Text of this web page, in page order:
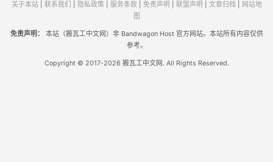
关于本站| 联系我们 隐私政策 服务条款 免责声明 联盟声明 文章归档
网站地
图
免责声明：
本站（搬瓦工中文网）非 Bandwagon Host 官方网站。本站所有内容仅供
参考。
Copyright © 2017-2026 搬瓦工中文网. All Rights Reserved.